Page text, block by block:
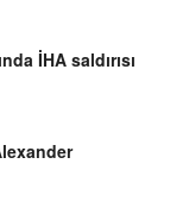
İHA saldırısı